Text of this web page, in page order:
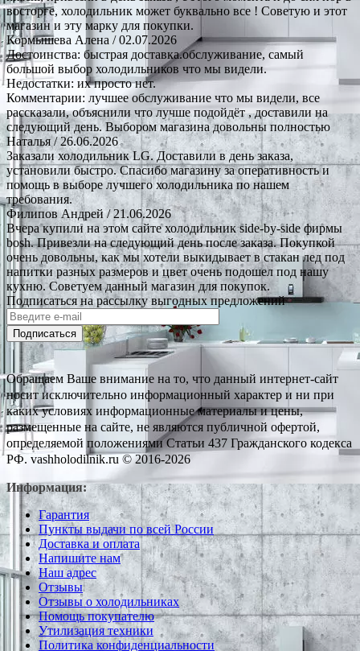
восторге, холодильник может буквально все ! Советую и этот
магазин и эту марку для покупки.
Кормышева Алена / 02.07.2026
Достоинства: быстрая доставка.обслуживание, самый
большой выбор холодильников что мы видели.
Недостатки: их просто нет.
Комментарии: лучшее обслуживание что мы видели, все
рассказали, объяснили что лучше подойдёт , доставили на
следующий день. Выбором магазина довольны полностью
Наталья/ 26.06.2026
Заказали холодильник LG. Доставили в день заказа,
установили быстро. Спасибо магазину за оперативность и
помощь в выборе лучшего холодильника по нашем
требования.
Филипов Андрей/ 21.06.2026
Вчера купили на этом сайте холодильник side-by-side фирмы
bosh. Привезли на следующий день после заказа. Покупкой
очень довольны, как мы хотели выкидывает в стакан лед под
напитки разных размеров и цвет очень подошел под нашу
кухню. Советуем данный магазин для покупок.
Подписаться на рассылку выгодных предложений
Подписаться
Обращаем Ваше внимание на то, что данный интернет-сайт
носит исключительно информационный характер и ни при
каких условиях информационные материалы и цены,
размещенные на сайте, не являются публичной офертой,
определяемой положениями Статьи 437 Гражданского кодекса
РФ. vashholodilnik.ru © 2016-2026
Информация:
Гарантия
Пункты выдачи по всей России
Доставка и оплата
Напишите нам
Наш адрес
Отзывы
Отзывы о холодильниках
Помощь покупателю
Утилизация техники
Политика конфиденциальности